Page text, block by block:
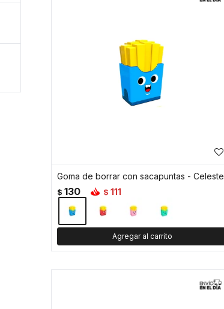
Goma de borrar con sacapuntas - Celeste
$ 130 $ 111